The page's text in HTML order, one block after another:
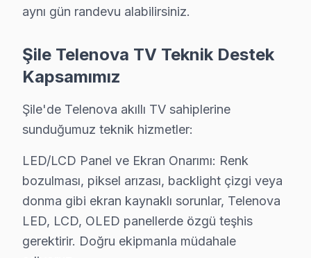
Şile'de Telenova televizyon servis ihtiyacınız için
Telefon: 0850 811 14 36
• Belirlenen saatte uzman Telenova teknisyeni Şile'ye
• Şile genelinde hızlı ve profesyonel Telenova
Şile'de Yerinde Telenova Televizyon Servis
Şile Feneri, Şile Kalesi, Şile Plajı bölgelerinden 15
Arayın, emin olun, sonra karar verin. 0850 811 14 36
Şile Telenova Televizyon Servisi İçin
aynı gün randevu alabilirsiniz.
Şile Telenova TV Teknik Destek
Kapsamımız
Şile'de Telenova akıllı TV sahiplerine
sunduğumuz teknik hizmetler:
LED/LCD Panel ve Ekran Onarımı: Renk
bozulması, piksel arızası, backlight çizgi veya
donma gibi ekran kaynaklı sorunlar, Telenova
LED, LCD, OLED panellerde özgü teşhis
gerektirir. Doğru ekipmanla müdahale